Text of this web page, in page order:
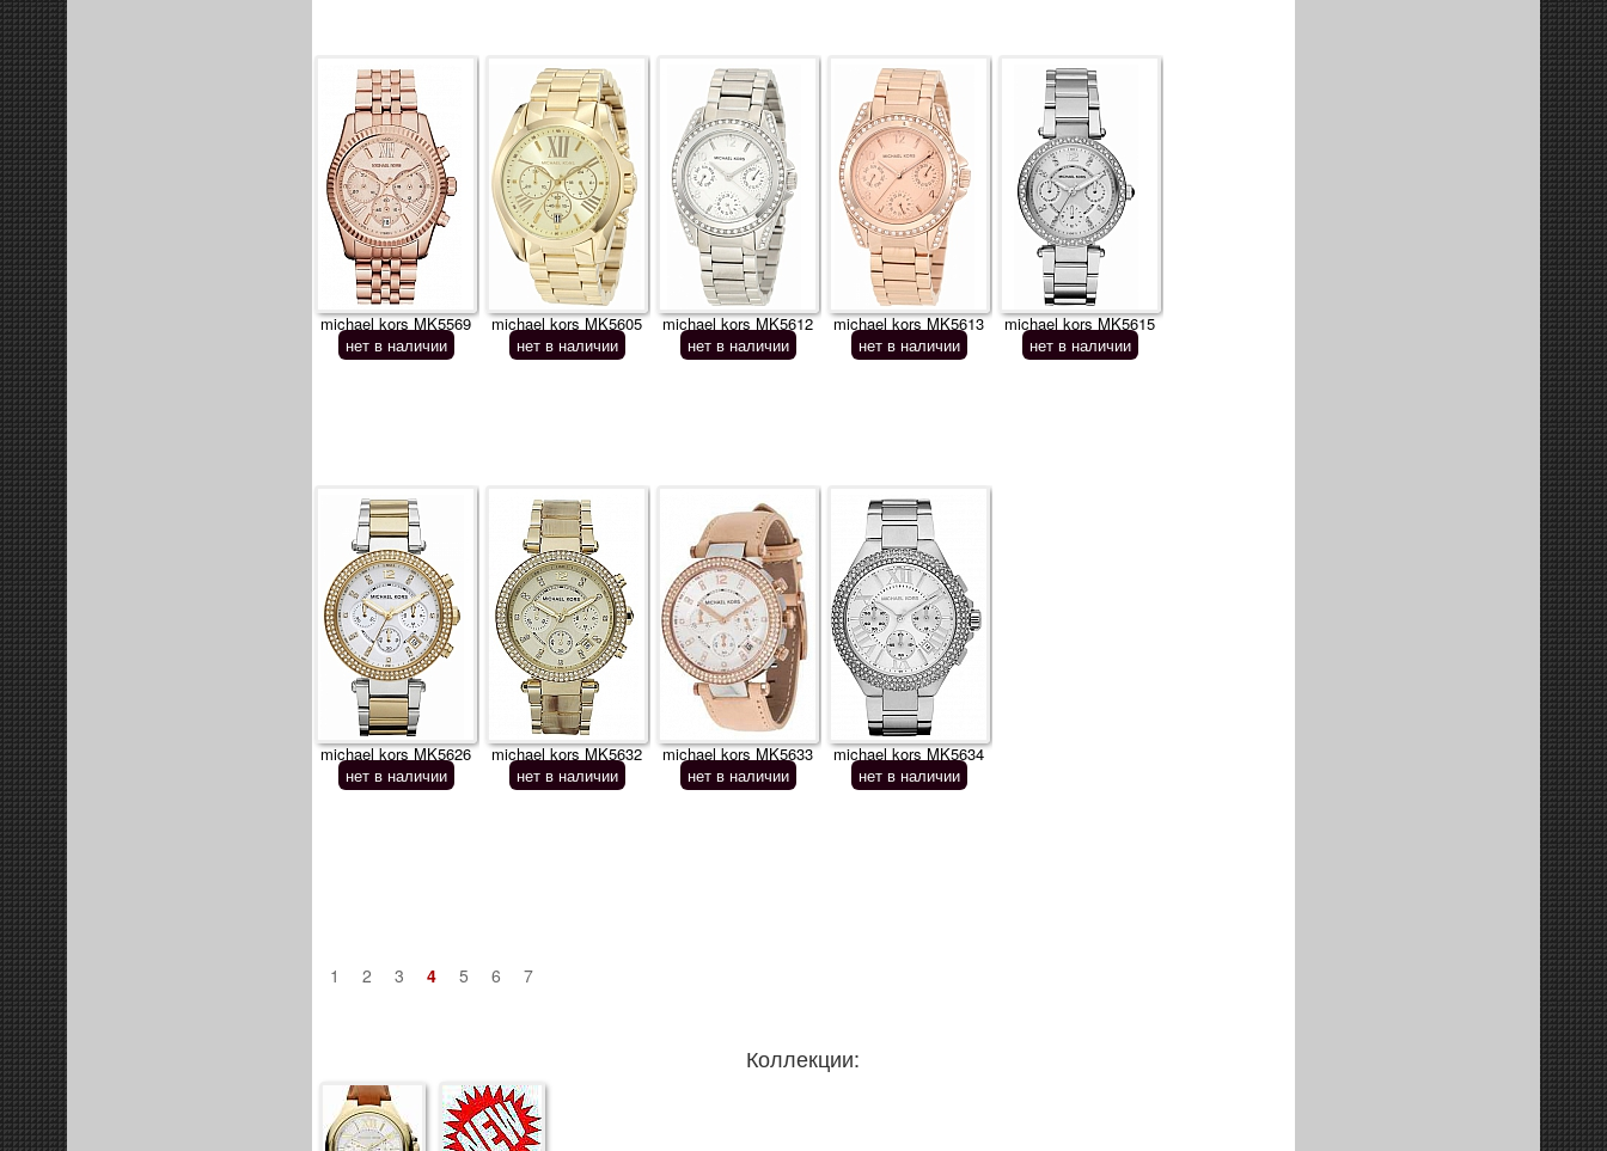
michael kors MK5569
нет в наличии
michael kors MK5605
нет в наличии
michael kors MK5612
нет в наличии
michael kors MK5613
нет в наличии
michael kors MK5615
нет в наличии
michael kors MK5626
нет в наличии
michael kors MK5632
нет в наличии
michael kors MK5633
нет в наличии
michael kors MK5634
нет в наличии
1 2 3 4 5 6 7
Коллекции: